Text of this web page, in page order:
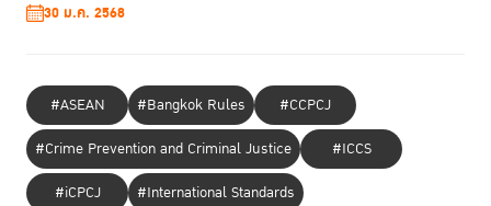
30 ม.ค. 2568
#ASEAN #Bangkok Rules
#CCPCJ
#Crime Prevention and Criminal Justice
#ICCS
#iCPCJ
#International Standards